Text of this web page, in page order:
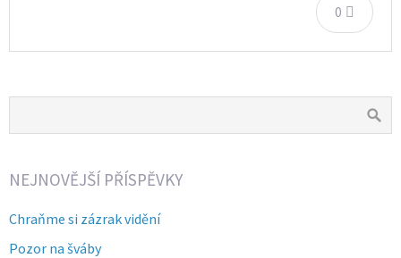
0
NEJNOVĚJŠÍ PŘÍSPĚVKY
Chraňme si zázrak vidění
Pozor na šváby